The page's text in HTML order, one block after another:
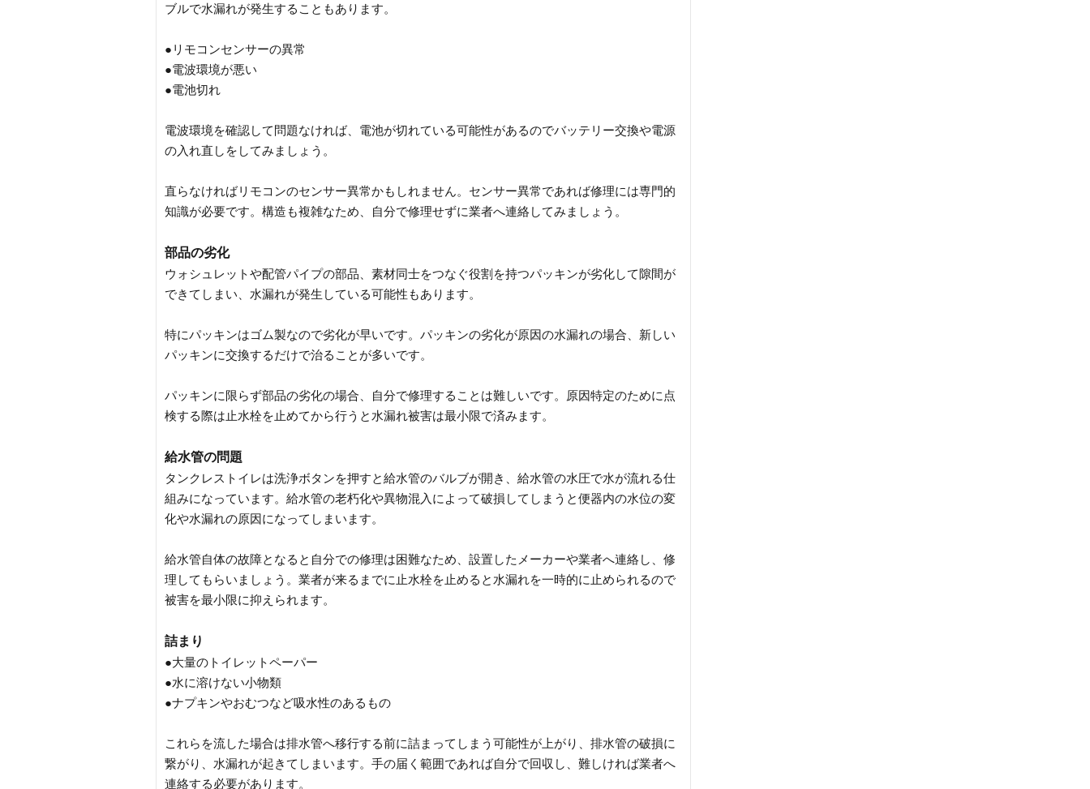
ブルで水漏れが発生することもあります。
●リモコンセンサーの異常
●電波環境が悪い
●電池切れ
電波環境を確認して問題なければ、電池が切れている可能性があるのでバッテリー交換や電源
の入れ直しをしてみましょう。
直らなければリモコンのセンサー異常かもしれません。センサー異常であれば修理には専門的
知識が必要です。構造も複雑なため、自分で修理せずに業者へ連絡してみましょう。
部品の劣化
ウォシュレットや配管パイプの部品、素材同士をつなぐ役割を持つパッキンが劣化して隙間が
できてしまい、水漏れが発生している可能性もあります。
特にパッキンはゴム製なので劣化が早いです。パッキンの劣化が原因の水漏れの場合、新しい
パッキンに交換するだけで治ることが多いです。
パッキンに限らず部品の劣化の場合、自分で修理することは難しいです。原因特定のために点
検する際は止水栓を止めてから行うと水漏れ被害は最小限で済みます。
給水管の問題
タンクレストイレは洗浄ボタンを押すと給水管のバルブが開き、給水管の水圧で水が流れる仕
組みになっています。給水管の老朽化や異物混入によって破損してしまうと便器内の水位の変
化や水漏れの原因になってしまいます。
給水管自体の故障となると自分での修理は困難なため、設置したメーカーや業者へ連絡し、修
理してもらいましょう。業者が来るまでに止水栓を止めると水漏れを一時的に止められるので
被害を最小限に抑えられます。
詰まり
●大量のトイレットペーパー
●水に溶けない小物類
●ナプキンやおむつなど吸水性のあるもの
これらを流した場合は排水管へ移行する前に詰まってしまう可能性が上がり、排水管の破損に
繋がり、水漏れが起きてしまいます。手の届く範囲であれば自分で回収し、難しければ業者へ
連絡する必要があります。